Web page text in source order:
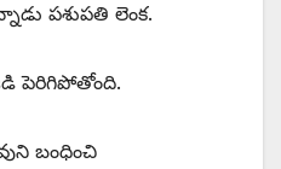
పశుపతి లెంక.
పెరిగిపోతోంది.
బంధించి